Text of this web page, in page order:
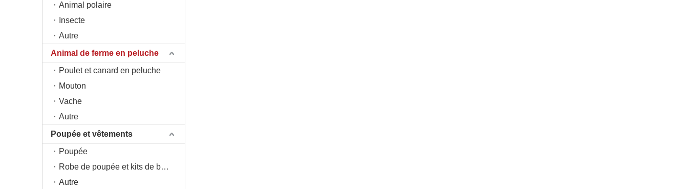
Animal polaire
Insecte
Autre
Animal de ferme en peluche
Poulet et canard en peluche
Mouton
Vache
Autre
Poupée et vêtements
Poupée
Robe de poupée et kits de bricolage
Autre